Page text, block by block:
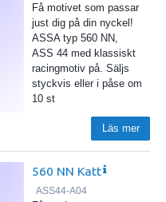
Få motivet som passar
just dig på din nyckel!
ASSA typ 560 NN,
ASS 44 med klassiskt
racingmotiv på. Säljs
styckvis eller i påse om
10 st
Läs mer
560 NN Katt
ASS44-A04